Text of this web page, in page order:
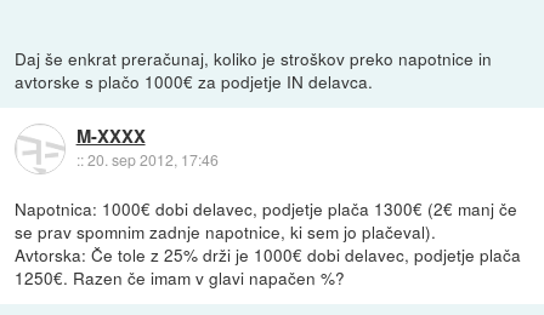
Daj še enkrat preračunaj, koliko je stroškov preko napotnice in
avtorske s plačo 1000€ za podjetje IN delavca.
M-XXXX
::20. sep 2012, 17:46
Napotnica: 1000€ dobi delavec, podjetje plača 1300€ (2€ manj če
se prav spomnim zadnje napotnice, ki sem jo plačeval).
Avtorska: Če tole z 25% drži je 1000€ dobi delavec, podjetje plača
1250€. Razen če imam v glavi napačen %?